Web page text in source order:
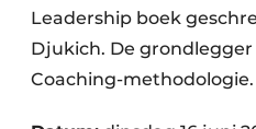
Leadership boek
Djukich. De
Coaching-methodologie.